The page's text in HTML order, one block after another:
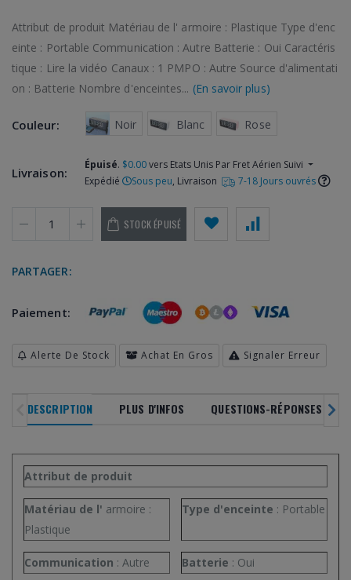
Attribut de produit Matériau de l' armoire : Plastique Type d'enc
einte : Portable Communication : Autre Batterie : Oui Caractéris
tique : Lire la vidéo Canaux : 1 PMPO : Autre Source d'alimentati
on : Batterie Nombre d'enceintes... (En savoir plus)
Couleur: Noir Blanc Rose
Livraison:
Épuisé. $0.00vers Etats Unis Par Fret Aérien Suivi
Expédié
Sous peu, Livraison 7-18 Jours ouvrés
STOCK ÉPUISÉ
PARTAGER:
Paiement:
Alerte De Stock Achat En Gros Signaler Erreur
DESCRIPTION PLUS D'INFOS QUESTIONS-RÉPONSES
Attribut de produit
Matériau de l' armoire :
Plastique
Type d'enceinte : Portable
Communication : Autre Batterie : Oui
NOUVEAUTÉS SOLDES
-20%
EN